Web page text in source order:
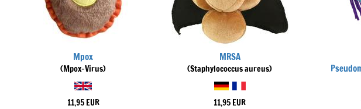
Mpox
(Mpox-Virus)
11,95 EUR
MRSA
(Staphylococcus aureus)
11,95 EUR